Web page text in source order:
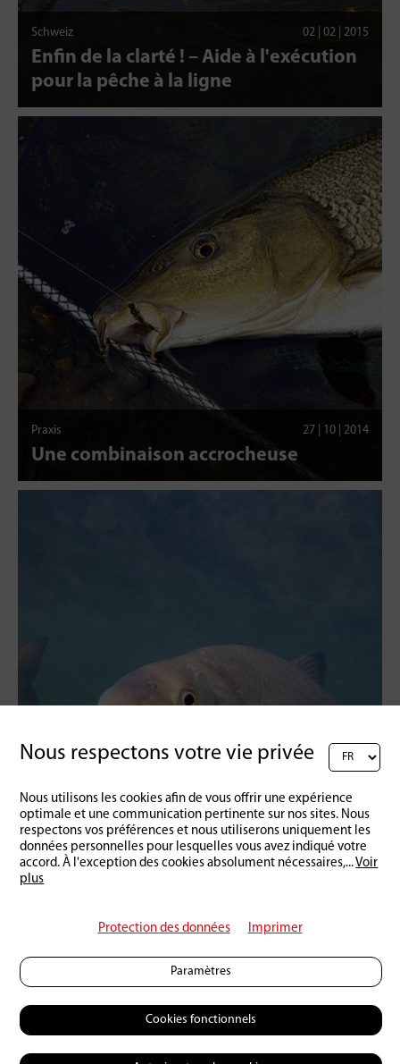
Schweiz 02 | 02 | 2015
Enfin de la clarté ! – Aide à l'exécution
pour la pêche à la ligne
Praxis 27 | 10 | 2014
Une combinaison accrocheuse
Schweiz 05 | 05 | 2014
N'entrez pas dans la frayère de la Nase
Nous respectons votre vie privée
Nous utilisons les cookies afin de vous offrir une expérience
optimale et une communication pertinente sur nos sites. Nous
respectons vos préférences et nous utiliserons uniquement les
données personnelles pour lesquelles vous avez indiqué votre
accord. À l'exception des cookies absolument nécessaires,...Voir
plus
Protection des données Imprimer
Paramètres
Cookies fonctionnels